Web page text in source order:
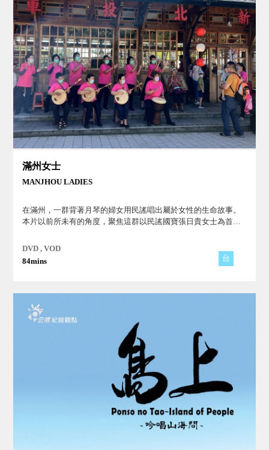
滿州女士
MANJHOU LADIES
在滿州，一群背著月琴的婦女用民謠唱出屬於女性的生命故事。
本片以前所未有的角度，聚焦這群以民謠國寶張日貴女士為首的
DVD , VOD
84mins
台